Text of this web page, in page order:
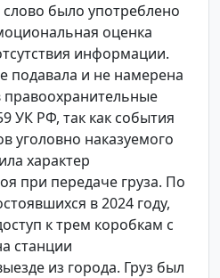
было употреблено
оценка
информации.
подавала и не намерена
правоохранительные
УК РФ, так как события
уголовно наказуемого
характер
при передаче груза. По
в 2024 году,
к трем коробкам с
станции
из города. Груз был